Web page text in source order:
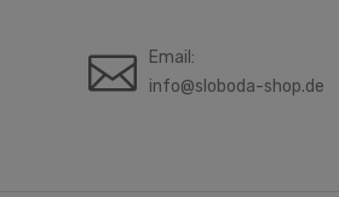
Email:
info@sloboda-shop.de